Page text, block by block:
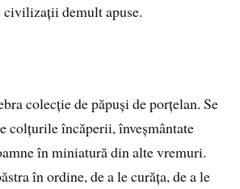
civilizații demult apuse.
colecție de păpuși de porțelan. Se
colțurile încăperii, înveșmântate
în miniatură din alte vremuri.
în ordine, de a le curăța, de a le